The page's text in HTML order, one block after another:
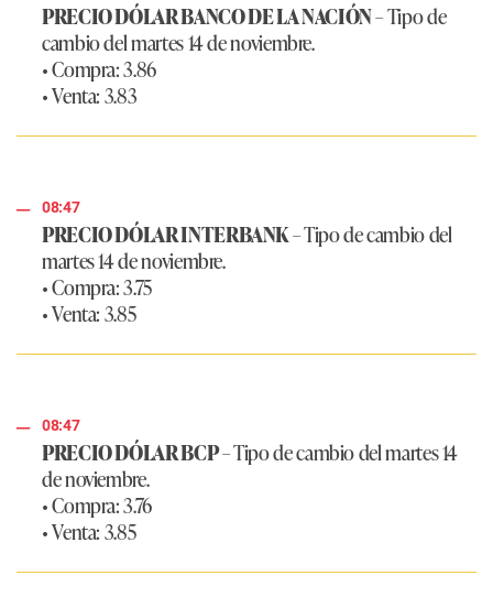
PRECIO DÓLAR BANCO DE LA NACIÓN– Tipo de
cambio del martes 14 de noviembre.
• Compra: 3.86
• Venta: 3.83
08:47
PRECIO DÓLAR INTERBANK– Tipo de cambio del
martes 14 de noviembre.
• Compra: 3.75
• Venta: 3.85
08:47
PRECIO DÓLAR BCP– Tipo de cambio del martes 14
de noviembre.
• Compra: 3.76
• Venta: 3.85